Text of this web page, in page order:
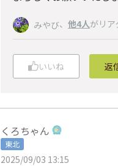
みやび、 他4人がリア
いいね 返
くろちゃん
東北
2025/09/03 13:15